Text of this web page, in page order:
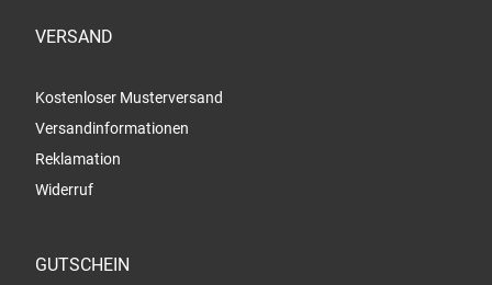
VERSAND
Kostenloser Musterversand
Versandinformationen
Reklamation
Widerruf
GUTSCHEIN